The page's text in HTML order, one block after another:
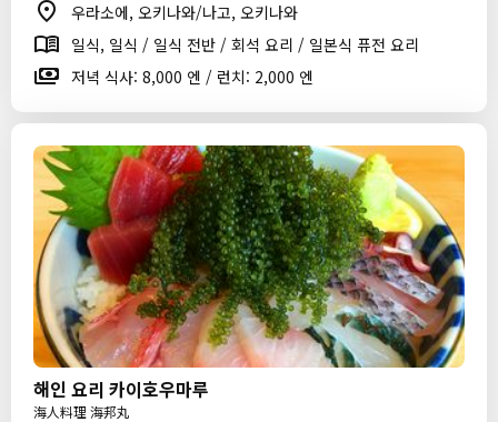
우라소에, 오키나와/나고, 오키나와
일식, 일식 / 일식 전반 / 회석 요리 / 일본식 퓨전 요리
저녁 식사: 8,000 엔 / 런치: 2,000 엔
해인 요리 카이호우마루
海人料理 海邦丸